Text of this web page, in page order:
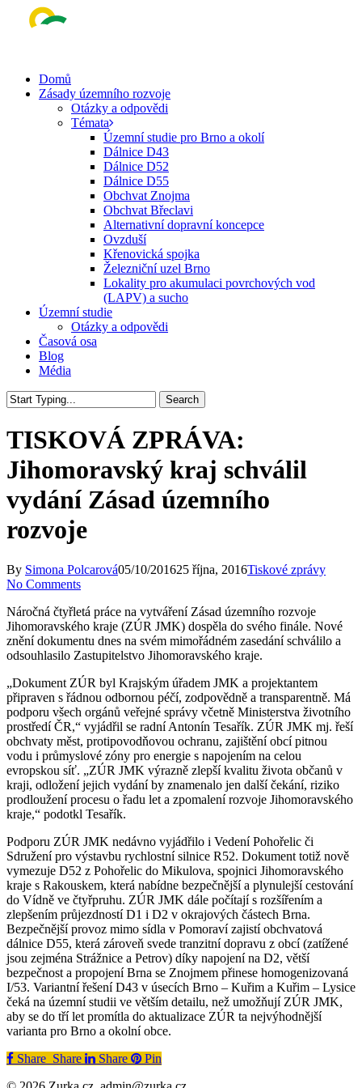
Menu
Domů
Zásady územního rozvoje
Otázky a odpovědi
Témata
Územní studie pro Brno a okolí
Dálnice D43
Dálnice D52
Dálnice D55
Obchvat Znojma
Obchvat Břeclavi
Alternativní dopravní koncepce
Ovzduší
Křenovická spojka
Železniční uzel Brno
Lokality pro akumulaci povrchových vod
(LAPV) a sucho
Územní studie
Otázky a odpovědi
Časová osa
Blog
Média
Search
Search
TISKOVÁ ZPRÁVA:
Jihomoravský kraj schválil
vydání Zásad územního
rozvoje
By Simona Polcarová05/10/201625 října, 2016Tiskové zprávy
No Comments
Náročná čtyřletá práce na vytváření Zásad územního rozvoje
Jihomoravského kraje (ZÚR JMK) dospěla do svého finále. Nové
znění dokumentu dnes na svém mimořádném zasedání schválilo a
odsouhlasilo Zastupitelstvo Jihomoravského kraje.
„Dokument ZÚR byl Krajským úřadem JMK a projektantem
připraven s řádnou odbornou péčí, zodpovědně a transparentně. Má
podporu všech orgánů veřejné správy včetně Ministerstva životního
prostředí ČR,“ vyjádřil se radní Antonín Tesařík. ZÚR JMK mj. řeší
obchvaty měst, protipovodňovou ochranu, zajištění obcí pitnou
vodu i průmyslové zóny pro energie s napojením na celou
evropskou síť. „ZÚR JMK výrazně zlepší kvalitu života občanů v
kraji, odložení jejich vydání by znamenalo jen další čekání, riziko
prodloužení procesu o řadu let a zpomalení rozvoje Jihomoravského
kraje,“ podotkl Tesařík.
Podporu ZÚR JMK nedávno vyjádřilo i Vedení Pohořelic či
Sdružení pro výstavbu rychlostní silnice R52. Dokument totiž nově
vymezuje D52 z Pohořelic do Mikulova, spojnici Jihomoravského
kraje s Rakouskem, která nabídne bezpečnější a plynulejší cestování
do Vídně ve čtyřpruhu. ZÚR JMK dále počítají s rozšířením a
zlepšením průjezdností D1 i D2 v okrajových částech Brna.
Bezpečnější provoz mimo sídla v Pomoraví zajistí obchvatová
dálnice D55, která zároveň svede tranzitní dopravu z obcí (zatížené
jsou zejména Strážnice a Petrov) díky napojení na D2, větší
bezpečnost a propojení Brna se Znojmem přinese homogenizovaná
I/53. Variantní řešení D43 v úsecích Brno – Kuřim a Kuřim – Lysice
čeká na územní studii ve větším detailu, než umožňují ZÚR JMK,
aby se do tří let promítla do aktualizace ZÚR ta nejvýhodnější
varianta pro Brno a okolní obce.
Share
Share Share Share
Pin